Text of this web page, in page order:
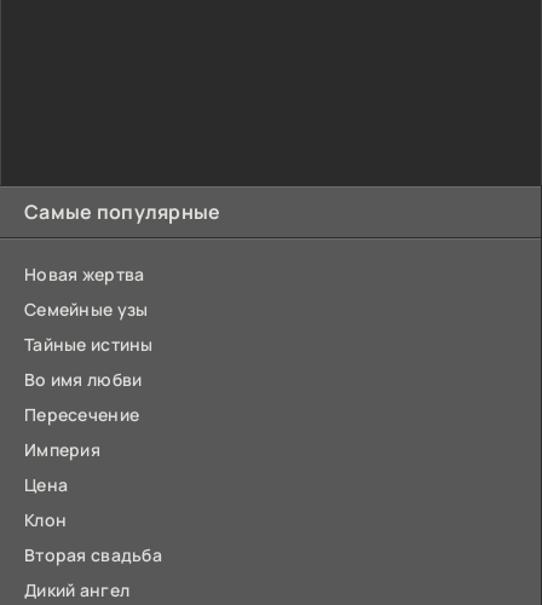
Самые популярные
Новая жертва
Семейные узы
Тайные истины
Во имя любви
Пересечение
Империя
Цена
Клон
Вторая свадьба
Дикий ангел